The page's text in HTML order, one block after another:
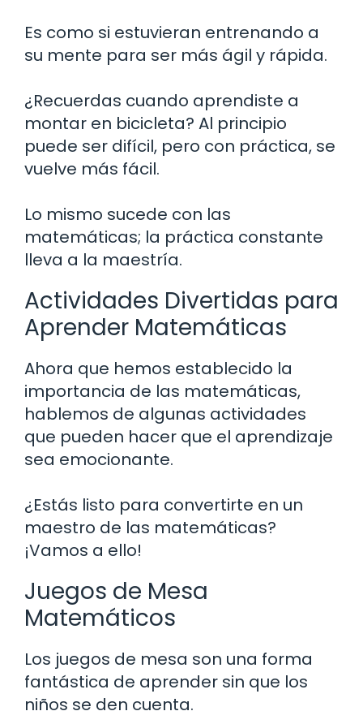
Es como si estuvieran entrenando a
su mente para ser más ágil y rápida.
¿Recuerdas cuando aprendiste a
montar en bicicleta? Al principio
puede ser difícil, pero con práctica, se
vuelve más fácil.
Lo mismo sucede con las
matemáticas; la práctica constante
lleva a la maestría.
Actividades Divertidas para
Aprender Matemáticas
Ahora que hemos establecido la
importancia de las matemáticas,
hablemos de algunas actividades
que pueden hacer que el aprendizaje
sea emocionante.
¿Estás listo para convertirte en un
maestro de las matemáticas?
¡Vamos a ello!
Juegos de Mesa
Matemáticos
Los juegos de mesa son una forma
fantástica de aprender sin que los
niños se den cuenta.